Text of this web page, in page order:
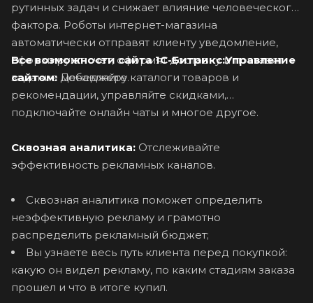
рутинных задач и снижает влияние человеческого
фактора. Роботы интернет-магазина
автоматически отправят клиенту уведомление,
сформируют счет, оформят доставку и поставят
задание менеджеру.
Все возможности сайта 1С-Битрикс:Управление
сайтом: Добавляйте каталоги товаров и
рекомендации, управляйте скидками,
подключайте онлайн чаты и многое другое.
Сквозная аналитика: Отслеживайте
эффективность рекламных каналов.
Сквозная аналитика поможет определить
неэффективную рекламу и грамотно
распределить рекламный бюджет;
Вы узнаете весь путь клиента перед покупкой:
какую он видел рекламу, по каким стадиям заказа
прошел и что в итоге купил.